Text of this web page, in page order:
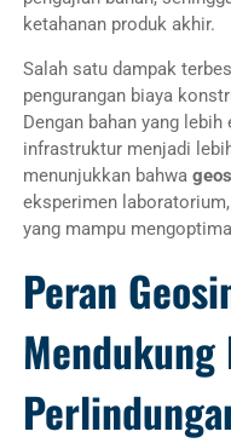
ketahanan produk akhir.
Salah satu dampak
pengurangan biaya
Dengan bahan yang
infrastruktur menjadi
menunjukkan bahwa
eksperimen
yang mampu
Peran